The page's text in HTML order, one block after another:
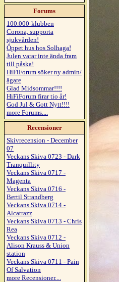
Forums
100.000-klubben
Corona, supporta
sjukvården!
Öppet hus hos Solhaga!
Julen varar inte ända fram
till påska!
HiFiForum söker ny admin/
ägare
Glad Midsommar!!!!
HiFiForum firar tio år!
God Jul & Gott Nytt!!!!
more Forums....
Recensioner
Skivrecension - December
07
Veckans Skiva 0723 - Dark
Tranquillity
Veckans Skiva 0717 -
Magenta
Veckans Skiva 0716 -
Bertil Strandberg
Veckans Skiva 0714 -
Alcatrazz
Veckans Skiva 0713 - Chris
Rea
Veckans Skiva 0712 -
Alison Krauss & Union
station
Veckans Skiva 0711 - Pain
Of Salvation
more Recensioner....